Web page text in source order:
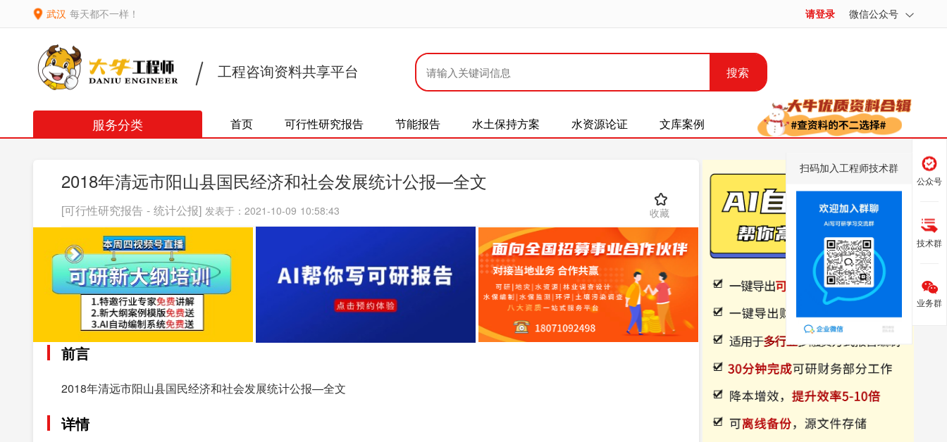
武汉 每天都不一样！ 请登录 微信公众号
工程咨询资料共享平台 搜索
服务分类 首页 可行性研究报告 节能报告 水土保持方案 水资源论证 文库案例
2018年清远市阳山县国民经济和社会发展统计公报—全文
[可行性研究报告 - 统计公报] 发表于：2021-10-09 10:58:43 收藏
前言
2018年清远市阳山县国民经济和社会发展统计公报—全文
详情
公众号
技术群
扫码加入工程师技术群
业务群